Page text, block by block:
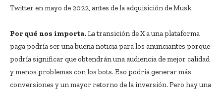
Twitter en mayo de 2022, antes de la adquisición de Musk.
Por qué nos importa. La transición de X a una plataforma
paga podría ser una buena noticia para los anunciantes porque
podría significar que obtendrán una audiencia de mejor calidad
y menos problemas con los bots. Eso podría generar más
conversiones y un mayor retorno de la inversión. Pero hay una